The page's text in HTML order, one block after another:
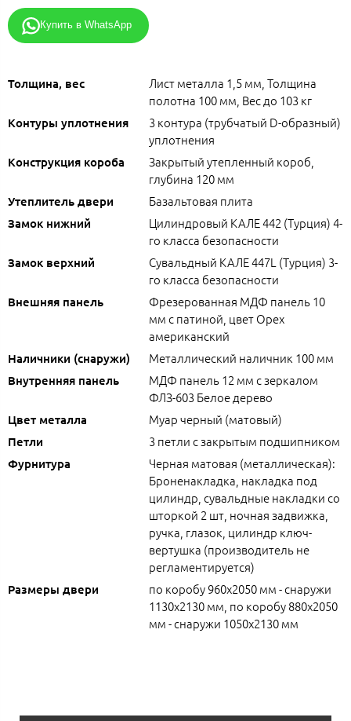
Купить в WhatsApp
Толщина, вес
Лист металла 1,5 мм, Толщина
полотна 100 мм, Вес до 103 кг
Контуры уплотнения
3 контура (трубчатый D-образный)
уплотнения
Конструкция короба
Закрытый утепленный короб,
глубина 120 мм
Утеплитель двери Базальтовая плита
Замок нижний
Цилиндровый КАЛЕ 442 (Турция) 4-
го класса безопасности
Замок верхний
Сувальдный КАЛЕ 447L (Турция) 3-
го класса безопасности
Внешняя панель
Фрезерованная МДФ панель 10
мм с патиной, цвет Орех
американский
Наличники (снаружи) Металлический наличник 100 мм
Внутренняя панель
МДФ панель 12 мм с зеркалом
ФЛЗ-603 Белое дерево
Цвет металла Муар черный (матовый)
Петли 3 петли с закрытым подшипником
Фурнитура
Черная матовая (металлическая):
Броненакладка, накладка под
цилиндр, сувальдные накладки со
шторкой 2 шт, ночная задвижка,
ручка, глазок, цилиндр ключ-
вертушка (производитель не
регламентируется)
Размеры двери
по коробу 960х2050 мм - снаружи
1130х2130 мм, по коробу 880х2050
мм - снаружи 1050х2130 мм